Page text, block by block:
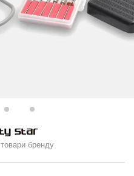
товари бренду